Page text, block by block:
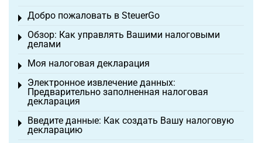
Добро пожаловать в SteuerGo
Toggle menu
Обзор: Как управлять Вашими налоговыми
делами
Toggle menu
Моя налоговая декларация
Toggle menu
Электронное извлечение данных:
Предварительно заполненная налоговая
декларация
Toggle menu
Введите данные: Как создать Вашу налоговую
декларацию
Toggle menu